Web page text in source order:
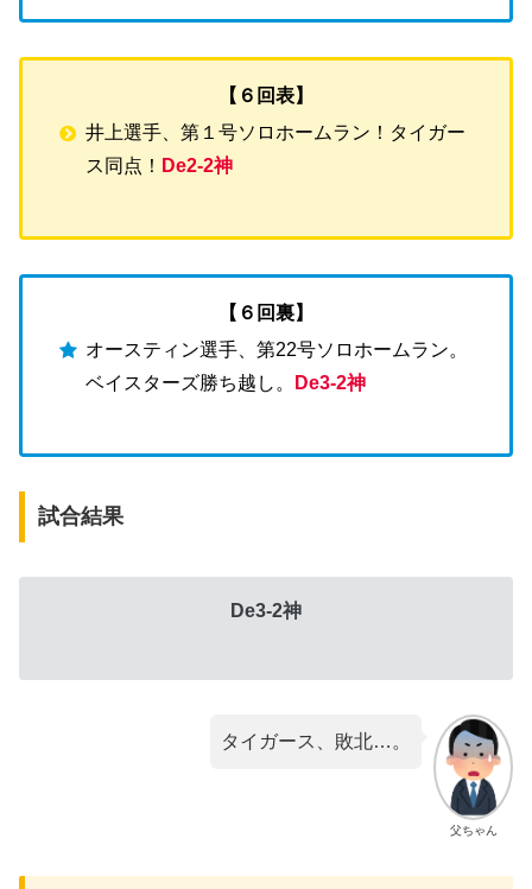
【６回表】
井上選手、第１号ソロホームラン！タイガー
ス同点！ De2-2神
【６回裏】
オースティン選手、第22号ソロホームラン。
ベイスターズ勝ち越し。
De3-2神
試合結果
De3-2神
父ちゃん
タイガース、敗北…。